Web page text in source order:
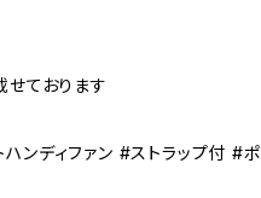
ております
ンディファン #ストラップ付 #ポ